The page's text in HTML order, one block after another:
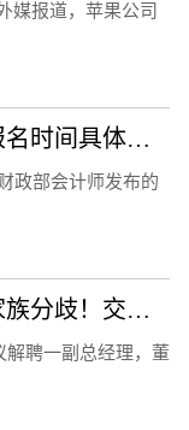
媒报道，苹果公司
高顿教育：2023中级会计职称报名时间具体安排
政部会计师发布的
实控人姐姐、董事长弟弟上演家族分歧！交易所连夜发函、股价开盘跌12％
聘一副总经理，董